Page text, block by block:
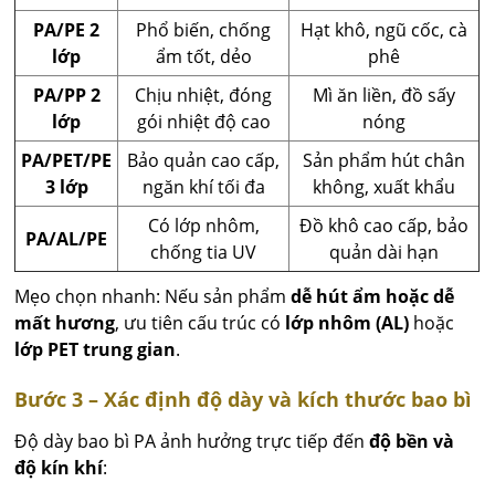
PA/PE 2
lớp
Phổ biến, chống
ẩm tốt, dẻo
Hạt khô, ngũ cốc, cà
phê
PA/PP 2
lớp
Chịu nhiệt, đóng
gói nhiệt độ cao
Mì ăn liền, đồ sấy
nóng
PA/PET/PE
3 lớp
Bảo quản cao cấp,
ngăn khí tối đa
Sản phẩm hút chân
không, xuất khẩu
PA/AL/PE
Có lớp nhôm,
chống tia UV
Đồ khô cao cấp, bảo
quản dài hạn
Mẹo chọn nhanh: Nếu sản phẩmdễ hút ẩm hoặc dễ
mất hương, ưu tiên cấu trúc có lớp nhôm (AL) hoặc
lớp PET trung gian.
Bước 3 – Xác định độ dày và kích thước bao bì
Độ dày bao bì PA ảnh hưởng trực tiếp đếnđộ bền và
độ kín khí: